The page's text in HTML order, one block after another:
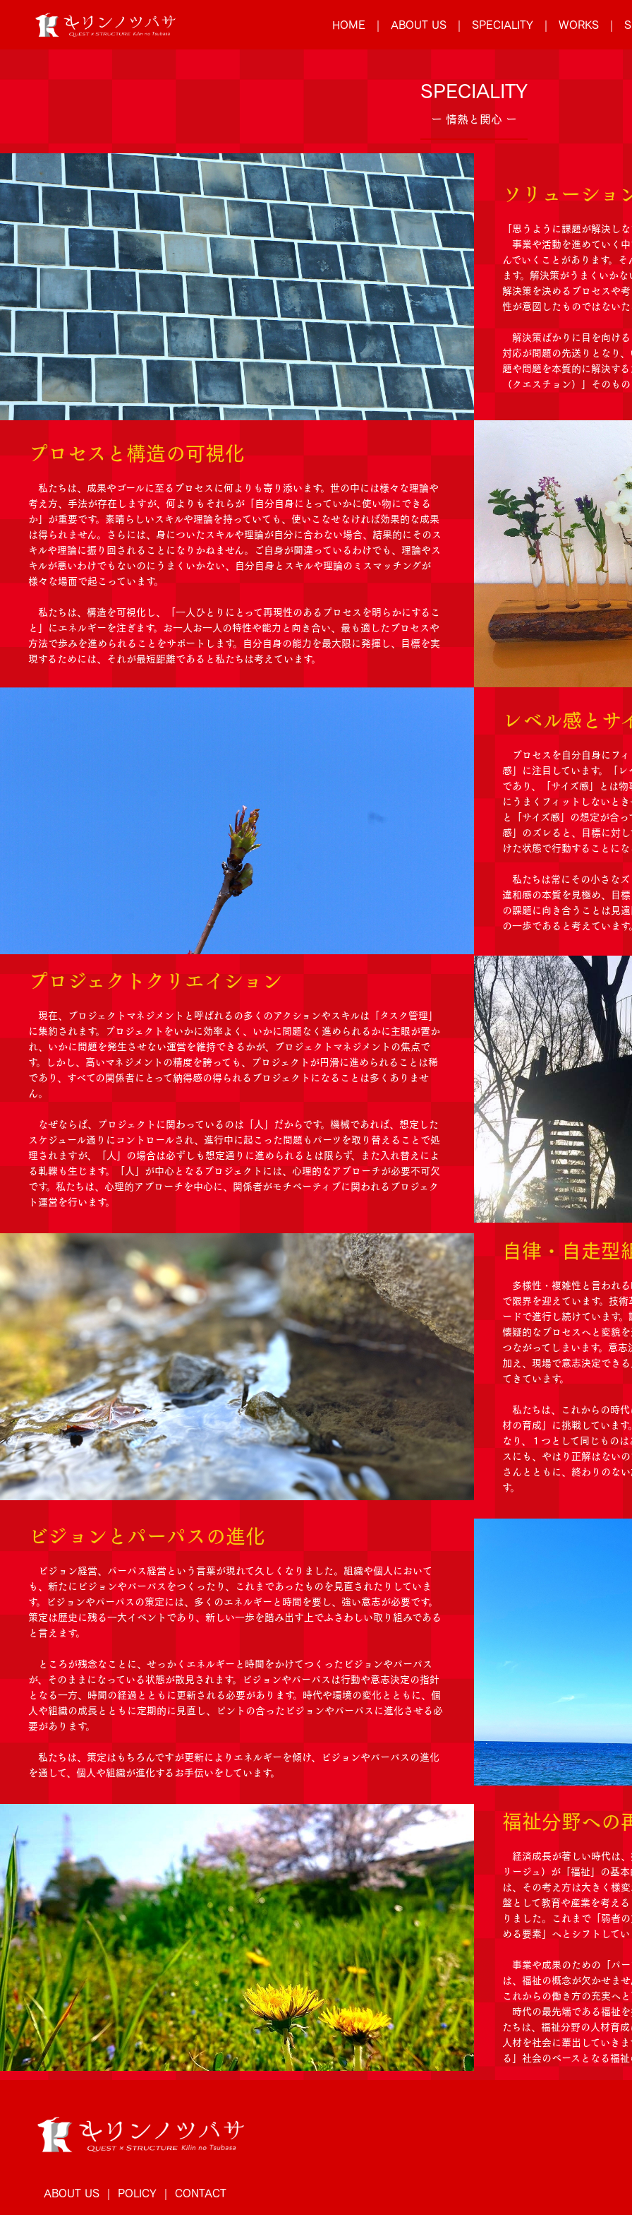
HOME ABOUT US SPECIALITY WORKS
SPECIALITY
ー 情熱と関心 ー
ソリューショ
「思うように課題が解決し
事業や活動を進めていく中
んでいくことがあります。
ます。解決策がうまくいか
解決策を決めるプロセスや
性が意図したものではない
解決策ばかりに目を向ける
対応が問題の先送りとなり
題や問題を本質的に解決す
（クエスチョン）」そのも
プロセスと構造の可視化
私たちは、成果やゴールに至るプロセスに何よりも寄り添います。世の中には様々な理論や
考え方、手法が存在しますが、何よりもそれらが「自分自身にとっていかに使い物にできる
か」が重要です。素晴らしいスキルや理論を持っていても、使いこなせなければ効果的な成果
は得られません。さらには、身についたスキルや理論が自分に合わない場合、結果的にそのス
キルや理論に振り回されることになりかねません。ご自身が間違っているわけでも、理論やス
キルが悪いわけでもないのにうまくいかない、自分自身とスキルや理論のミスマッチングが
様々な場面で起こっています。
私たちは、構造を可視化し、「一人ひとりにとって再現性のあるプロセスを明らかにするこ
と」にエネルギーを注ぎます。お一人お一人の特性や能力と向き合い、最も適したプロセスや
方法で歩みを進められることをサポートします。自分自身の能力を最大限に発揮し、目標を実
現するためには、それが最短距離であると私たちは考えています。
レベル感とサ
プロセスを自分自身にフィ
感」に注目しています。「
であり、「サイズ感」とは
にうまくフィットしないと
と「サイズ感」の想定が合
感」のズレると、目標に対
けた状態で行動することに
私たちは常にその小さなズ
違和感の本質を見極め、目
の課題に向き合うことは見
の一歩であると考えています
プロジェクトクリエイション
現在、プロジェクトマネジメントと呼ばれるの多くのアクションやスキルは「タスク管理」
に集約されます。プロジェクトをいかに効率よく、いかに問題なく進められるかに主眼が置か
れ、いかに問題を発生させない運営を維持できるかが、プロジェクトマネジメントの焦点で
す。しかし、高いマネジメントの精度を誇っても、プロジェクトが円滑に進められることは稀
であり、すべての関係者にとって納得感の得られるプロジェクトになることは多くありませ
ん。
なぜならば、プロジェクトに関わっているのは「人」だからです。機械であれば、想定した
スケジュール通りにコントロールされ、進行中に起こった問題もパーツを取り替えることで処
理されますが、「人」の場合は必ずしも想定通りに進められるとは限らず、また入れ替えによ
る軋轢も生じます。「人」が中心となるプロジェクトには、心理的なアプローチが必要不可欠
です。私たちは、心理的アプローチを中心に、関係者がモチベーティブに関われるプロジェク
ト運営を行います。
自律・自走型
多様性・複雑性と言われる
で限界を迎えています。技
ードで進行し続けています
懐疑的なプロセスへと変貌
つながってしまいます。意
加え、現場で意志決定でき
てきています。
私たちは、これからの時代
材の育成」に挑戦していま
なり、１つとして同じもの
スにも、やはり正解はない
さんとともに、終わりのな
す。
ビジョンとパーパスの進化
ビジョン経営、パーパス経営という言葉が現れて久しくなりました。組織や個人において
も、新たにビジョンやパーパスをつくったり、これまであったものを見直されたりしていま
す。ビジョンやパーパスの策定には、多くのエネルギーと時間を要し、強い意志が必要です。
策定は歴史に残る一大イベントであり、新しい一歩を踏み出す上でふさわしい取り組みである
と言えます。
ところが残念なことに、せっかくエネルギーと時間をかけてつくったビジョンやパーパス
が、そのままになっている状態が散見されます。ビジョンやパーパスは行動や意志決定の指針
となる一方、時間の経過とともに更新される必要があります。時代や環境の変化とともに、個
人や組織の成長とともに定期的に見直し、ピントの合ったビジョンやパーパスに進化させる必
要があります。
私たちは、策定はもちろんですが更新によりエネルギーを傾け、ビジョンやパーパスの進化
を通して、個人や組織が進化するお手伝いをしています。
福祉分野への
経済成長が著しい時代は、
リージュ）が「福祉」の基
は、その考え方は大きく様
盤として教育や産業を考え
りました。これまで「弱者
める要素」へとシフトしてい
事業や成果のための「パー
は、福祉の概念が欠かせま
これからの働き方の充実へ
時代の最先端である福祉を
たちは、福祉分野の人材育
人材を社会に輩出していき
る」社会のベースとなる福
ABOUT US POLICY CONTACT